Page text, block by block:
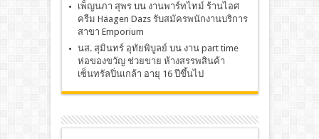
เพ็ญนภา สุพรบน งานพาร์ทไทม์ ร้านไอศ
ครีม Häagen Dazs รับสมัครพนักงานบริการ
สาขา Emporium
นส. สุมินทร์ อุทัยพิบูลย์ บน งาน part time
ห่อของขวัญ ช่วยขาย ห้างสรรพสินค้า
เซ็นทรัลปิ่นเกล้า อายุ 16 ปีขึ้นไป